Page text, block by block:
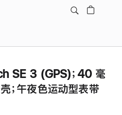
SE 3 (GPS)；40 毫
；午夜色运动型表带